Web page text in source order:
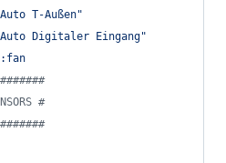
T-Außen"
Digitaler Eingang"
#